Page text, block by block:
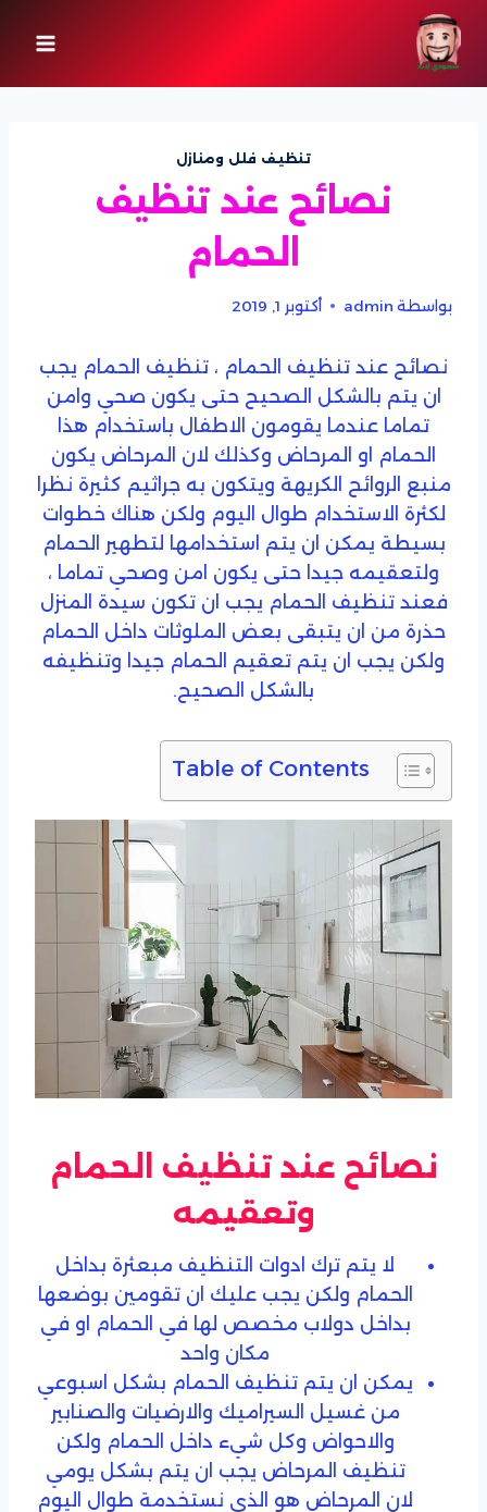
التجاوز
إلى
المحتوى
تنظيف فلل ومنازل
نصائح عند تنظيف
الحمام
بواسطة admin أكتوبر 1, 2019
نصائح عند تنظيف الحمام ، تنظيف الحمام يجب
ان يتم بالشكل الصحيح حتى يكون صحي وامن
تماما عندما يقومون الاطفال باستخدام هذا
الحمام او المرحاض وكذلك لان المرحاض يكون
منبع الروائح الكريهة ويتكون به جراثيم كثيرة نظرا
لكثرة الاستخدام طوال اليوم ولكن هناك خطوات
بسيطة يمكن ان يتم استخدامها لتطهير الحمام
ولتعقيمه جيدا حتى يكون امن وصحي تماما ،
فعند تنظيف الحمام يجب ان تكون سيدة المنزل
حذرة من ان يتبقى بعض الملوثات داخل الحمام
ولكن يجب ان يتم تعقيم الحمام جيدا وتنظيفه
بالشكل الصحيح.
Table of Contents
نصائح عند تنظيف الحمام
وتعقيمه
لا يتم ترك ادوات التنظيف مبعثرة بداخل
الحمام ولكن يجب عليك ان تقومين بوضعها
بداخل دولاب مخصص لها في الحمام او في
مكان واحد
يمكن ان يتم تنظيف الحمام بشكل اسبوعي
من غسيل السيراميك والارضيات والصنابير
والاحواض وكل شيء داخل الحمام ولكن
تنظيف المرحاض يجب ان يتم بشكل يومي
لان المرحاض هو الذي نستخدمة طوال اليوم